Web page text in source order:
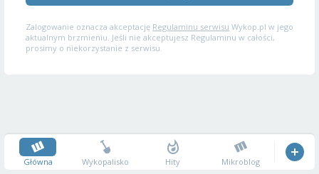
Zalogowanie oznacza akceptację Regulaminu serwisu Wykop.pl w jego
aktualnym brzmieniu. Jeśli nie akceptujesz Regulaminu w całości,
prosimy o niekorzystanie z serwisu.
Główna Wykopalisko Hity Mikroblog